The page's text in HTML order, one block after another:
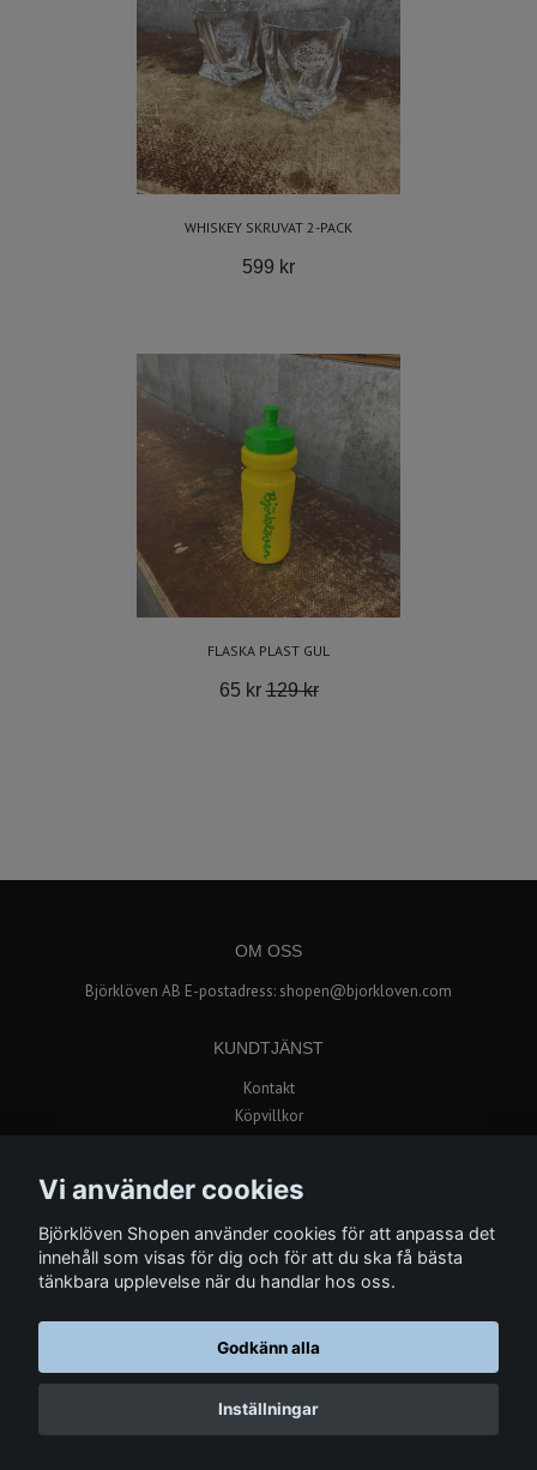
WHISKEY SKRUVAT 2-PACK
599 kr
FLASKA PLAST GUL
65 kr129 kr
OM OSS
Björklöven AB E-postadress: shopen@bjorkloven.com
KUNDTJÄNST
Kontakt
Köpvillkor
Vi använder cookies
Björklöven Shopen använder cookies för att anpassa det
innehåll som visas för dig och för att du ska få bästa
tänkbara upplevelse när du handlar hos oss.
Godkänn alla
Inställningar